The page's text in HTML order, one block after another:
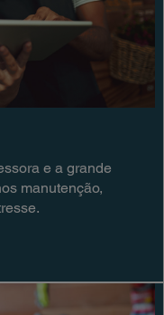
e a grande
manutenção,